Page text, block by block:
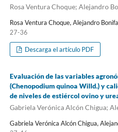
Rosa Ventura Choque; Alejandro
Rosa Ventura Choque, Alejandro
27-36
Descarga el artículo PDF
Evaluación de las variables
(Chenopodium quinoa Willd.) y
de niveles de estiércol ovino y
Gabriela Verónica Alcón Chigua;
Gabriela Verónica Alcón Chigua,